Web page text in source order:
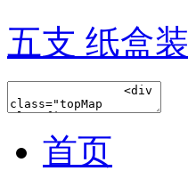
五支 纸盒装
首页